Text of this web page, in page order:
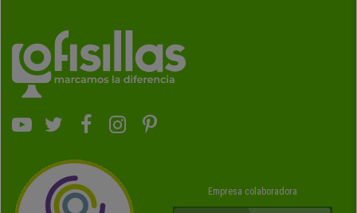
Empresa colaboradora